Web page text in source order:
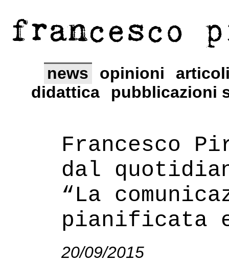
francesco
news opinioni
didattica
pubblicazioni
Francesco
dal
“La
pianificata
20/09/2015